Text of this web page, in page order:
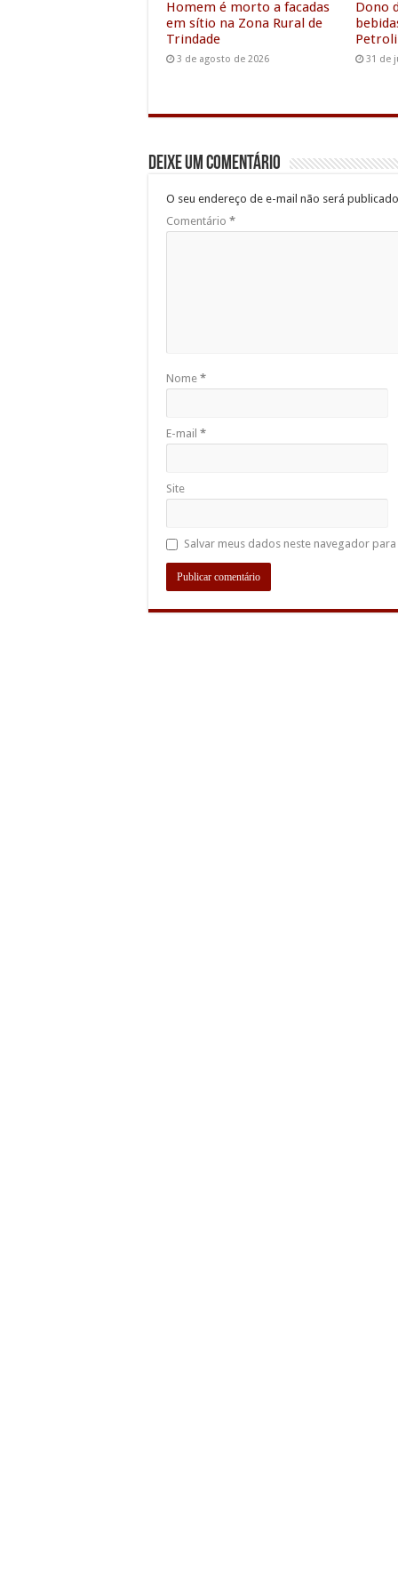
Homem é morto a facadas
em sítio na Zona Rural de
Trindade
3 de agosto de 2026
Dono
31 de
Deixe um comentário
O seu endereço de e-mail não será
Comentário *
Nome *
E-mail *
Site
Salvar meus dados neste navegador